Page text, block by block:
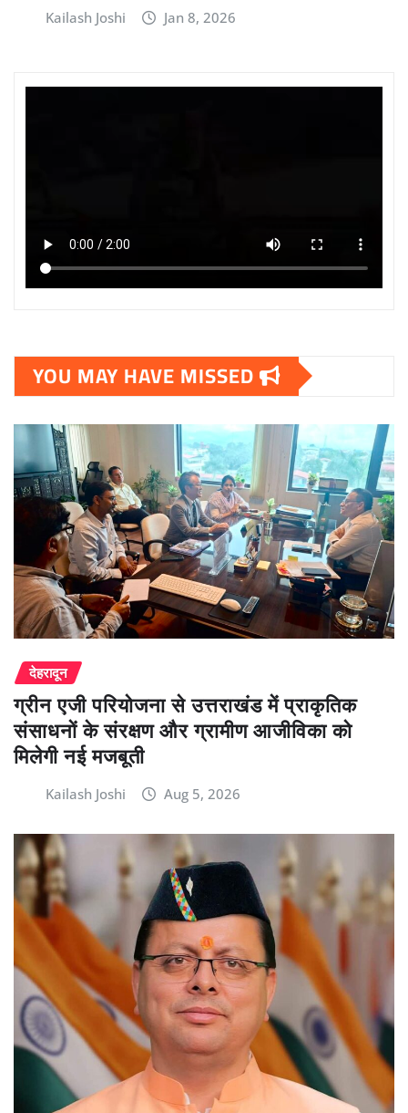
Kailash Joshi Jan 8, 2026
YOU MAY HAVE MISSED
देहरादून
ग्रीन एजी परियोजना से उत्तराखंड में प्राकृतिक
संसाधनों के संरक्षण और ग्रामीण आजीविका को
मिलेगी नई मजबूती
Kailash Joshi Aug 5, 2026